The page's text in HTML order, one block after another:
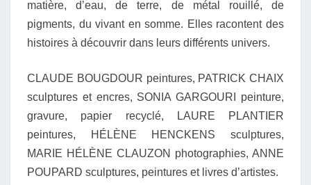
matière, d’eau, de terre, de métal rouillé, de
pigments, du vivant en somme. Elles racontent des
histoires à découvrir dans leurs différents univers.
CLAUDE BOUGDOUR peintures, PATRICK CHAIX
sculptures et encres, SONIA GARGOURI peinture,
gravure, papier recyclé,
LAURE PLANTIER
peintures,
HÉLÈNE HENCKENS sculptures,
MARIE HÉLÈNE CLAUZON photographies, ANNE
POUPARD sculptures, peintures et livres d’artistes.